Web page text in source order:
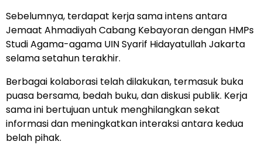
Sebelumnya, terdapat kerja sama intens antara
Jemaat Ahmadiyah Cabang Kebayoran dengan HMPs
Studi Agama-agama UIN Syarif Hidayatullah Jakarta
selama setahun terakhir.
Berbagai kolaborasi telah dilakukan, termasuk buka
puasa bersama, bedah buku, dan diskusi publik. Kerja
sama ini bertujuan untuk menghilangkan sekat
informasi dan meningkatkan interaksi antara kedua
belah pihak.